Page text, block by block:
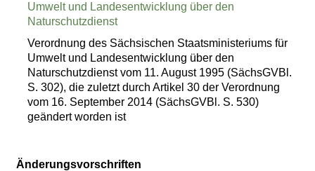
Umwelt und Landesentwicklung über den
Naturschutzdienst
Verordnung des Sächsischen Staatsministeriums für
Umwelt und Landesentwicklung über den
Naturschutzdienst vom 11. August 1995 (SächsGVBl.
S. 302), die zuletzt durch Artikel 30 der Verordnung
vom 16. September 2014 (SächsGVBl. S. 530)
geändert worden ist
Änderungsvorschriften